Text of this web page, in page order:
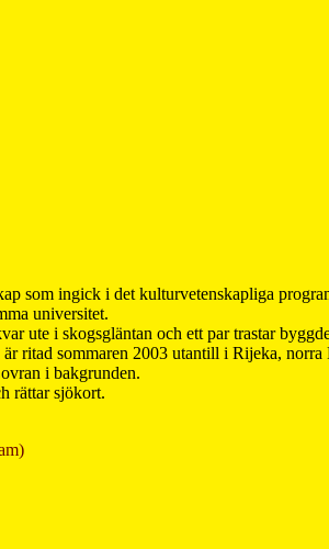
som ingick i det kulturvetenskapliga
universitet.
ute i skogsgläntan och ett par trastar
ritad sommaren 2003 utantill i Rijeka, norra
i bakgrunden.
rättar sjökort.